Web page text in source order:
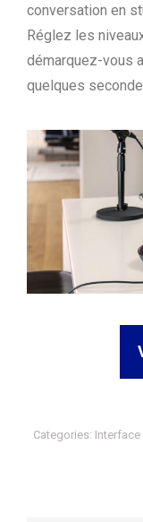
conversation en
Réglez les
démarquez-vous
quelques
Categories: